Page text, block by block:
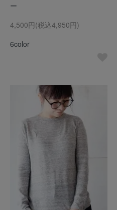
ー
4,500円(税込4,950円)
6color